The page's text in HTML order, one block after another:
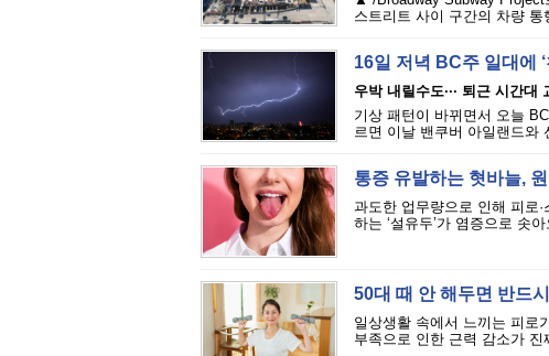
스트리트 사이 구간의 차량
16일 저녁 BC주 일대에 ‘
우박 내릴수도··· 퇴근 시간대
기상 패턴이 바뀌면서 오늘
르면 이날 밴쿠버 아일랜드와
통증 유발하는 혓바늘, 원
과도한 업무량으로 인해 피로
하는 ‘설유두’가 염증으로 솟
50대 때 안 해두면 반드
일상생활 속에서 느끼는 피로
부족으로 인한 근력 감소가